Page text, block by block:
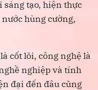
tạo, hiện thực
hùng cường,
cốt lõi, công nghệ là
nghiệp và tính
đại đến đâu cũng